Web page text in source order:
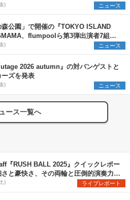
) ニュース
森公園」で開催の『TOKYO ISLAND
、flumpoolら第3弾出演者7組を
ショップ・アート出展者を募集
) ニュース
2026 autumn』の対バンゲストと
ーズを発表
) ニュース
ース一覧へ
『RUSH BALL 2025』クイックレポー
さと豪快さ、その両輪と圧倒的演奏力で
ステージ
) ライブレポート